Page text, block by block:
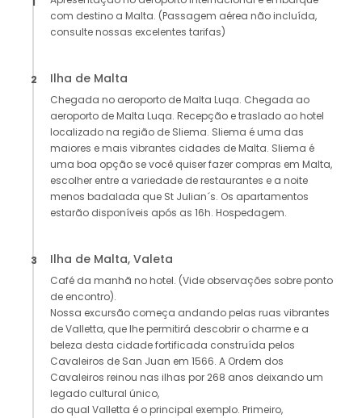
com destino a Malta. (Passagem aérea não incluída,
consulte nossas excelentes tarifas)
2 Ilha de Malta
Chegada no aeroporto de Malta Luqa. Chegada ao
aeroporto de Malta Luqa. Recepção e traslado ao hotel
localizado na região de Sliema. Sliema é uma das
maiores e mais vibrantes cidades de Malta. Sliema é
uma boa opção se você quiser fazer compras em Malta,
escolher entre a variedade de restaurantes e a noite
menos badalada que St Julian´s. Os apartamentos
estarão disponíveis após as 16h. Hospedagem.
3 Ilha de Malta, Valeta
Café da manhã no hotel. (Vide observações sobre ponto
de encontro).
Nossa excursão começa andando pelas ruas vibrantes
de Valletta, que lhe permitirá descobrir o charme e a
beleza desta cidade fortificada construída pelos
Cavaleiros de San Juan em 1566. A Ordem dos
Cavaleiros reinou nas ilhas por 268 anos deixando um
legado cultural único,
do qual Valletta é o principal exemplo. Primeiro,